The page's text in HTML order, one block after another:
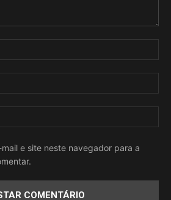
e site neste navegador para a